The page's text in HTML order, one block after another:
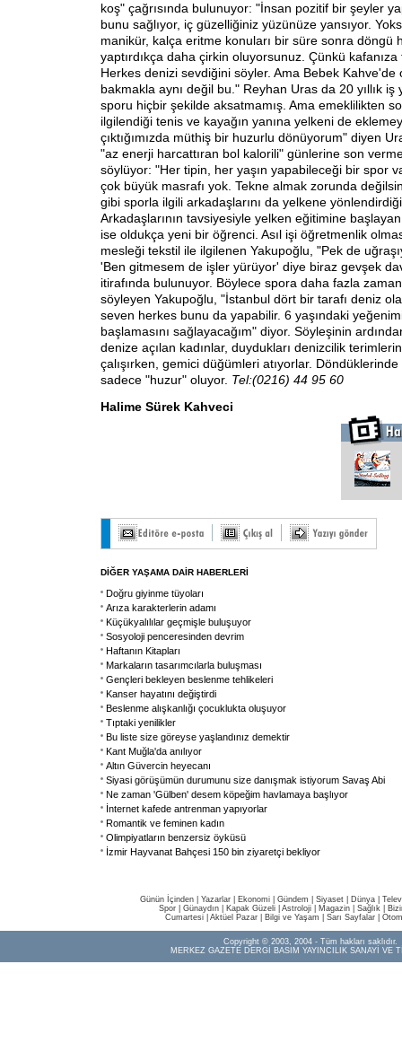
koş" çağrısında bulunuyor: "İnsan pozitif bir şeyler
bunu sağlıyor, iç güzelliğiniz yüzünüze yansıyor.
manikür, kalça eritme konuları bir süre sonra döngü
yaptırdıkça daha çirkin oluyorsunuz. Çünkü kafanıza
Herkes denizi sevdiğini söyler. Ama Bebek Kahve'de
bakmakla aynı değil bu." Reyhan Uras da 20 yıllık iş
sporu hiçbir şekilde aksatmamış. Ama emeklilikten
ilgilendiği tenis ve kayağın yanına yelkeni de
çıktığımızda müthiş bir huzurlu dönüyorum" diyen
"az enerji harcattıran bol kalorili" günlerine son
söylüyor: "Her tipin, her yaşın yapabileceği bir spor
çok büyük masrafı yok. Tekne almak zorunda
gibi sporla ilgili arkadaşlarını da yelkene
Arkadaşlarının tavsiyesiyle yelken eğitimine
ise oldukça yeni bir öğrenci. Asıl işi öğretmenlik
mesleği tekstil ile ilgilenen Yakupoğlu, "Pek de
'Ben gitmesem de işler yürüyor' diye biraz gevşek
itirafında bulunuyor. Böylece spora daha fazla
söyleyen Yakupoğlu, "İstanbul dört bir tarafı deniz
seven herkes bunu da yapabilir. 6 yaşındaki
başlamasını sağlayacağım" diyor. Söyleşinin
denize açılan kadınlar, duydukları denizcilik
çalışırken, gemici düğümleri atıyorlar.
sadece "huzur" oluyor. Tel:(0216) 44 95 60
Halime Sürek Kahveci
DİĞER YAŞAMA DAİR HABERLERİ
Doğru giyinme tüyoları
Arıza karakterlerin adamı
Küçükyalılılar geçmişle buluşuyor
Sosyoloji penceresinden devrim
Haftanın Kitapları
Markaların tasarımcılarla buluşması
Gençleri bekleyen beslenme tehlikeleri
Kanser hayatını değiştirdi
Beslenme alışkanlığı çocuklukta oluşuyor
Tıptaki yenilikler
Bu liste size göreyse yaşlandınız demektir
Kant Muğla'da anılıyor
Altın Güvercin heyecanı
Siyasi görüşümün durumunu size danışmak istiyorum Savaş Abi
Ne zaman 'Gülben' desem köpeğim havlamaya başlıyor
İnternet kafede antrenman yapıyorlar
Romantik ve feminen kadın
Olimpiyatların benzersiz öyküsü
İzmir Hayvanat Bahçesi 150 bin ziyaretçi bekliyor
Günün İçinden Yazarlar Ekonomi Gündem Siyaset Dünya |
Spor
Günaydın Kapak Güzeli Astroloji Magazin Sağlık
Cumartesi
Aktüel Pazar Bilgi ve Yaşam Sarı Sayfalar
Copyright © 2003, 2004 - Tüm hakları saklıdır.
MERKEZ GAZETE DERGİ BASIM YAYINCILIK SANAYİ VE